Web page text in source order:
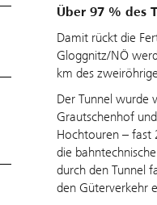
Über 97 % des
Damit rückt die
Gloggnitz/NÖ
km des
Der Tunnel wurde
Grautschenhof
Hochtouren – fast
die
durch den Tunnel
den Güterverkehr